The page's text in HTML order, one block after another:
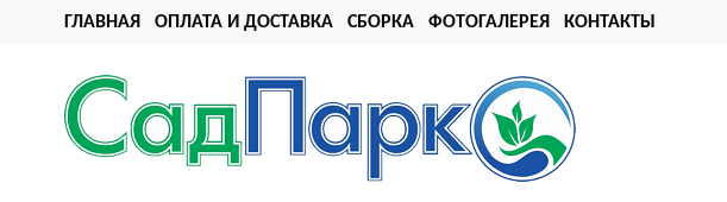
ГЛАВНАЯ ОПЛАТА И ДОСТАВКА СБОРКА ФОТОГАЛЕРЕЯ КОНТАКТЫ